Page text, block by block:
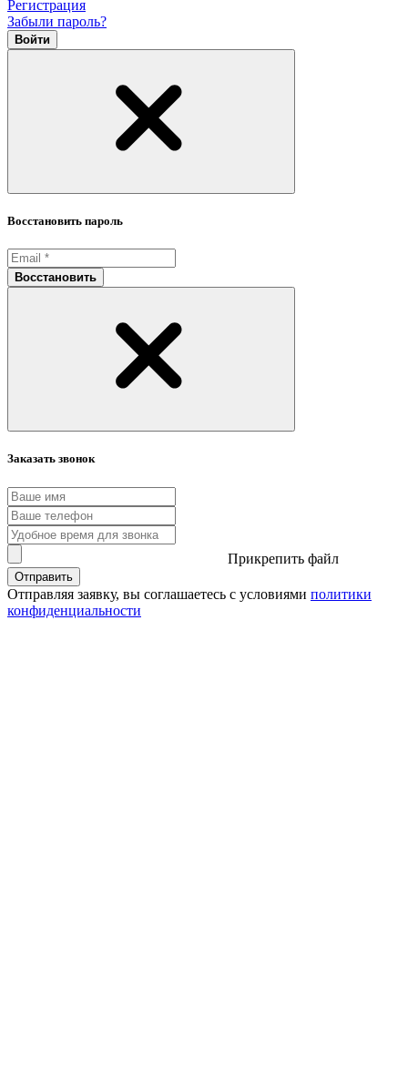
Регистрация
Забыли пароль?
Войти
Восстановить пароль
Восстановить
Заказать звонок
Прикрепить файл
Отправить
Отправляя заявку, вы соглашаетесь с условиями политики
конфиденциальности